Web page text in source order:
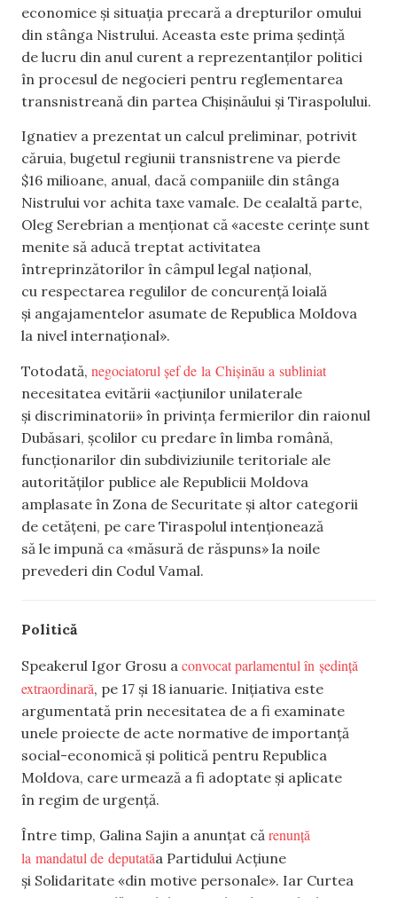
economice și situația precară a drepturilor omului
din stânga Nistrului. Aceasta este prima ședință
de lucru din anul curent a reprezentanților politici
în procesul de negocieri pentru reglementarea
transnistreană din partea Chișinăului şi Tiraspolului.
Ignatiev a prezentat un calcul preliminar, potrivit
căruia, bugetul regiunii transnistrene va pierde
$16 milioane, anual, dacă companiile din stânga
Nistrului vor achita taxe vamale. De cealaltă parte,
Oleg Serebrian a menționat că «aceste cerințe sunt
menite să aducă treptat activitatea
întreprinzătorilor în câmpul legal național,
cu respectarea regulilor de concurență loială
și angajamentelor asumate de Republica Moldova
la nivel internațional».
Totodată, negociatorul șef de la Chișinău a subliniat
necesitatea evitării «acțiunilor unilaterale
și discriminatorii» în privința fermierilor din raionul
Dubăsari, școlilor cu predare în limba română,
funcționarilor din subdiviziunile teritoriale ale
autorităților publice ale Republicii Moldova
amplasate în Zona de Securitate și altor categorii
de cetățeni, pe care Tiraspolul intenționează
să le impună ca «măsură de răspuns» la noile
prevederi din Codul Vamal.
Politică
Speakerul Igor Grosu a convocat parlamentul în ședință
extraordinară, pe 17 și 18 ianuarie. Inițiativa este
argumentată prin necesitatea de a fi examinate
unele proiecte de acte normative de importanță
social-economică și politică pentru Republica
Moldova, care urmează a fi adoptate și aplicate
în regim de urgență.
Între timp, Galina Sajin a anunțat că renunță
la mandatul de deputatăa Partidului Acțiune
și Solidaritate «din motive personale». Iar Curtea